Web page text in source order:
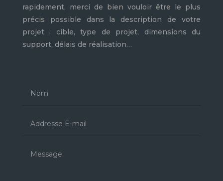
rapidement, merci de bien vouloir être le plus
précis possible dans la description de votre
projet : cible, type de projet, dimensions du
support, délais de réalisation…